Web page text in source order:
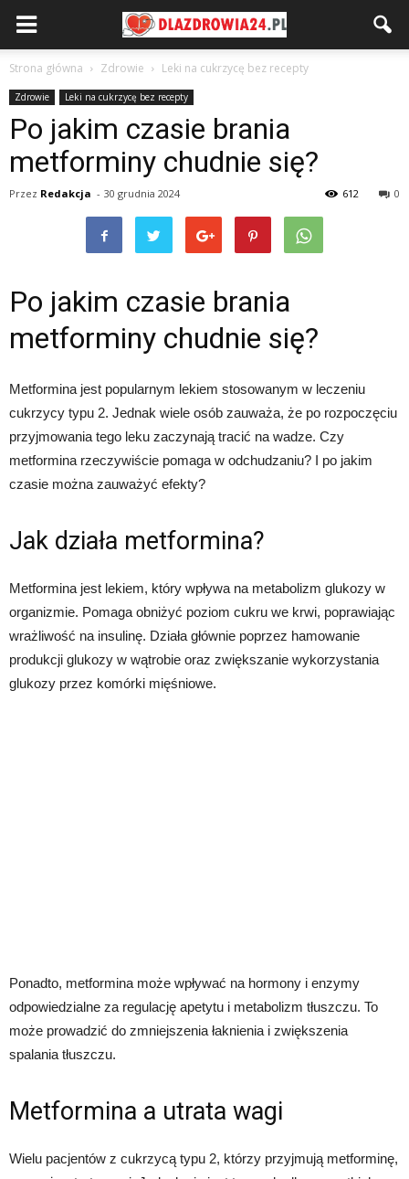
Strona główna Zdrowie Leki na cukrzycę bez recepty
Zdrowie Leki na cukrzycę bez recepty
Po jakim czasie brania
metforminy chudnie się?
Przez Redakcja - 30 grudnia 2024 0
612
Po jakim czasie brania
metforminy chudnie się?
Metformina jest popularnym lekiem stosowanym w leczeniu
cukrzycy typu 2. Jednak wiele osób zauważa, że po rozpoczęciu
przyjmowania tego leku zaczynają tracić na wadze. Czy
metformina rzeczywiście pomaga w odchudzaniu? I po jakim
czasie można zauważyć efekty?
Jak działa metformina?
Metformina jest lekiem, który wpływa na metabolizm glukozy w
organizmie. Pomaga obniżyć poziom cukru we krwi, poprawiając
wrażliwość na insulinę. Działa głównie poprzez hamowanie
produkcji glukozy w wątrobie oraz zwiększanie wykorzystania
glukozy przez komórki mięśniowe.
Ponadto, metformina może wpływać na hormony i enzymy
odpowiedzialne za regulację apetytu i metabolizm tłuszczu. To
może prowadzić do zmniejszenia łaknienia i zwiększenia
spalania tłuszczu.
Metformina a utrata wagi
Wielu pacjentów z cukrzycą typu 2, którzy przyjmują metforminę,